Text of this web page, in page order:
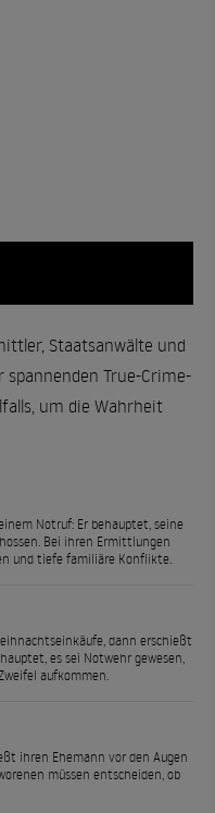
Staatsanwälte und
True-Crime-
um die Wahrheit
Notruf: Er behauptet, seine
Bei ihren Ermittlungen
und tiefe familiäre Konflikte.
dann erschießt
es sei Notwehr gewesen,
aufkommen.
ihren Ehemann vor den Augen
müssen entscheiden, ob